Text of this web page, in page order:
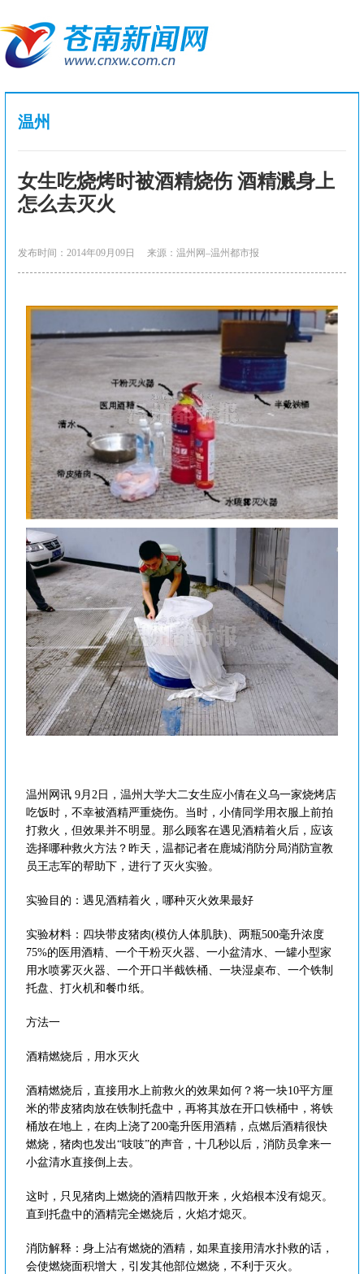
温州
女生吃烧烤时被酒精烧伤 酒精溅身上
怎么去灭火
发布时间：2014年09月09日 来源：温州网–温州都市报
温州网讯 9月2日，温州大学大二女生应小倩在义乌一家烧烤店
吃饭时，不幸被酒精严重烧伤。当时，小倩同学用衣服上前拍
打救火，但效果并不明显。那么顾客在遇见酒精着火后，应该
选择哪种救火方法？昨天，温都记者在鹿城消防分局消防宣教
员王志军的帮助下，进行了灭火实验。
实验目的：遇见酒精着火，哪种灭火效果最好
实验材料：四块带皮猪肉(模仿人体肌肤)、两瓶500毫升浓度
75%的医用酒精、一个干粉灭火器、一小盆清水、一罐小型家
用水喷雾灭火器、一个开口半截铁桶、一块湿桌布、一个铁制
托盘、打火机和餐巾纸。
方法一
酒精燃烧后，用水灭火
酒精燃烧后，直接用水上前救火的效果如何？将一块10平方厘
米的带皮猪肉放在铁制托盘中，再将其放在开口铁桶中，将铁
桶放在地上，在肉上浇了200毫升医用酒精，点燃后酒精很快
燃烧，猪肉也发出“吱吱”的声音，十几秒以后，消防员拿来一
小盆清水直接倒上去。
这时，只见猪肉上燃烧的酒精四散开来，火焰根本没有熄灭。
直到托盘中的酒精完全燃烧后，火焰才熄灭。
消防解释：身上沾有燃烧的酒精，如果直接用清水扑救的话，
会使燃烧面积增大，引发其他部位燃烧，不利于灭火。